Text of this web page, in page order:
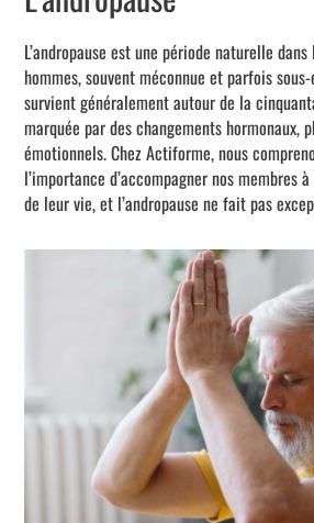
L’andropause est une période naturelle
hommes, souvent méconnue et parfois
survient généralement autour de la
marquée par des changements hormonaux,
émotionnels. Chez Actiforme, nous
l’importance d’accompagner nos membres
de leur vie, et l’andropause ne fait pas